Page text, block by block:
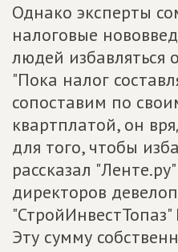
Однако эксперты
налоговые
людей избавляться
"Пока налог
сопоставим по
квартплатой, он
для того, чтобы
рассказал
директоров
Эту сумму